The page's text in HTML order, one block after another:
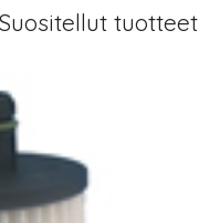
Suositellut tuotteet